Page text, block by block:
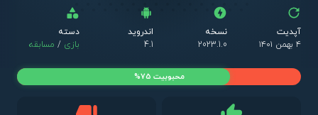
آپدیت
۴ بهمن ۱۴۰۱
نسخه
2023.1.0
اندروید
4.1
دسته
بازی / مسابقه
محبوبیت 75%